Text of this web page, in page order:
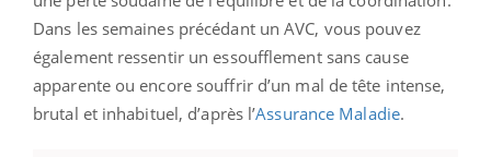
Dans les semaines précédant un AVC, vous pouvez
également ressentir un essoufflement sans cause
apparente ou encore souffrir d’un mal de tête intense,
brutal et inhabituel, d’après l’Assurance Maladie.